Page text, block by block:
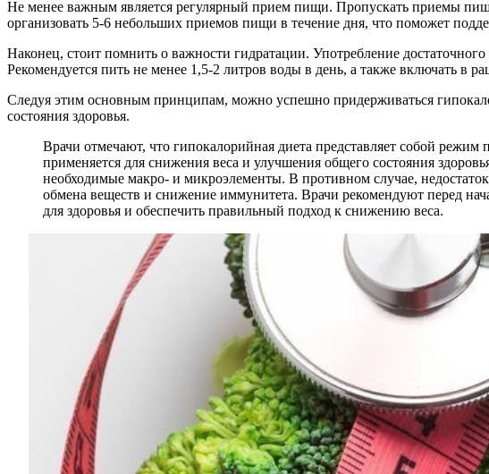
Не менее важным является регулярный прием пищи. Пропускать приемы
организовать 5-6 небольших приемов пищи в течение дня, что поможет
Наконец, стоит помнить о важности гидратации. Употребление
Рекомендуется пить не менее 1,5-2 литров воды в день, а также включать в
Следуя этим основным принципам, можно успешно придерживаться
состояния здоровья.
Врачи отмечают, что гипокалорийная диета представляет собой
применяется для снижения веса и улучшения общего состояния
необходимые макро- и микроэлементы. В противном случае,
обмена веществ и снижение иммунитета. Врачи рекомендуют перед
для здоровья и обеспечить правильный подход к снижению веса.